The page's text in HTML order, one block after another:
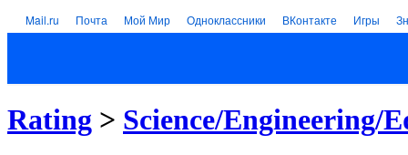
Mail.ru Почта Мой Мир Одноклассники ВКонтакте Игры
Rating > Science/Engineering/